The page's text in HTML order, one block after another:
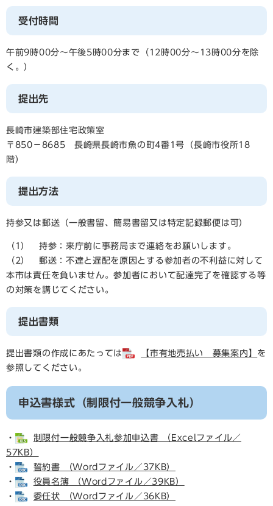
受付時間
午前9時00分～午後5時00分まで（12時00分～13時00分を除
く。）
提出先
長崎市建築部住宅政策室
〒850－8685 長崎県長崎市魚の町4番1号（長崎市役所18
階）
提出方法
持参又は郵送（一般書留、簡易書留又は特定記録郵便は可）
（1） 持参：来庁前に事務局まで連絡をお願いします。
（2） 郵送：不達と遅配を原因とする参加者の不利益に対して
本市は責任を負いません。参加者において配達完了を確認する等
の対策を講じてください。
提出書類
提出書類の作成にあたっては 【市有地売払い 募集案内】 を
参照してください。
申込書様式（制限付一般競争入札）
・
制限付一般競争入札参加申込書 （Excelファイル／
57KB）
・
誓約書 （Wordファイル／37KB）
・
役員名簿 （Wordファイル／39KB）
・
委任状 （Wordファイル／36KB）